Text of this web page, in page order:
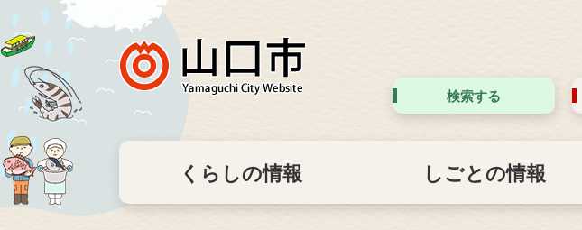
検索する
くらしの情報 しごとの情報